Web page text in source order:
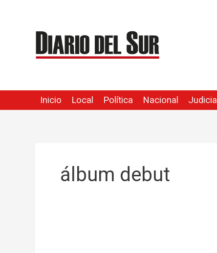
contenido
Inicio Local Política Nacional Judicial
álbum debut